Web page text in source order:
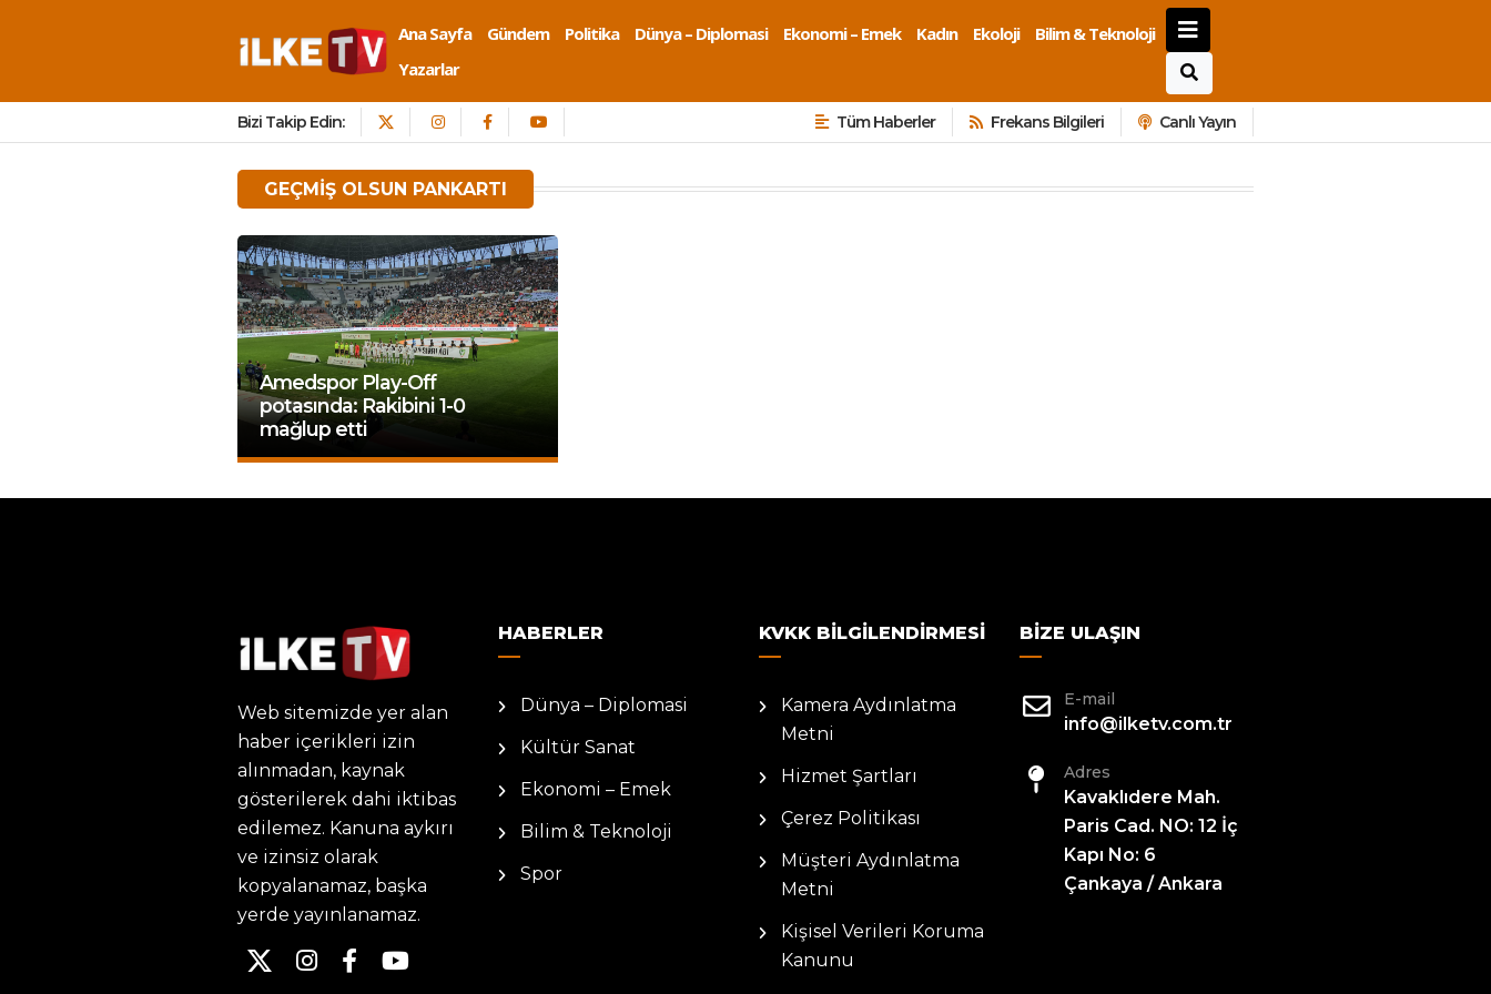
Ana Sayfa Gündem Politika Dünya – Diplomasi Ekonomi – Emek Kadın Ekoloji
Bilim & Teknoloji
Yazarlar
Bizi Takip Edin: Tüm Haberler Frekans Bilgileri Canlı Yayın
GEÇMIŞ OLSUN PANKARTI
Amedspor Play-Off
potasında: Rakibini 1-0
mağlup etti
Web sitemizde yer alan
haber içerikleri izin
alınmadan, kaynak
gösterilerek dahi iktibas
edilemez. Kanuna aykırı
ve izinsiz olarak
kopyalanamaz, başka
yerde yayınlanamaz.
HABERLER
Dünya – Diplomasi
Kültür Sanat
Ekonomi – Emek
Bilim & Teknoloji
Spor
KVKK BILGILENDIRMESI
Kamera Aydınlatma
Metni
Hizmet Şartları
Çerez Politikası
Müşteri Aydınlatma
Metni
Kişisel Verileri Koruma
Kanunu
BIZE ULAŞIN
E-mail
info@ilketv.com.tr
Adres
Kavaklıdere Mah.
Paris Cad. NO: 12 İç
Kapı No: 6
Çankaya / Ankara